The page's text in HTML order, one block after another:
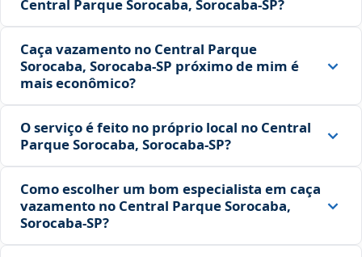
Central Parque Sorocaba, Sorocaba‑SP?
Caça vazamento no Central Parque
Sorocaba, Sorocaba‑SP próximo de mim é
mais econômico?
O serviço é feito no próprio local no Central
Parque Sorocaba, Sorocaba‑SP?
Como escolher um bom especialista em caça
vazamento no Central Parque Sorocaba,
Sorocaba‑SP?